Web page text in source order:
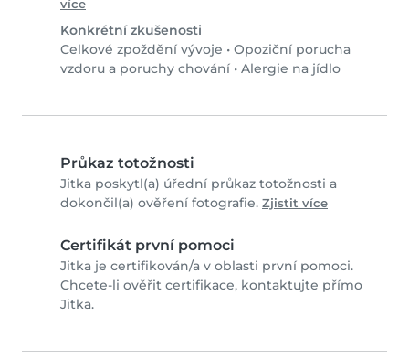
více
Konkrétní zkušenosti
Celkové zpoždění vývoje • Opoziční porucha
vzdoru a poruchy chování • Alergie na jídlo
Průkaz totožnosti
Jitka poskytl(a) úřední průkaz totožnosti a
dokončil(a) ověření fotografie. Zjistit více
Certifikát první pomoci
Jitka je certifikován/a v oblasti první pomoci.
Chcete-li ověřit certifikace, kontaktujte přímo
Jitka.